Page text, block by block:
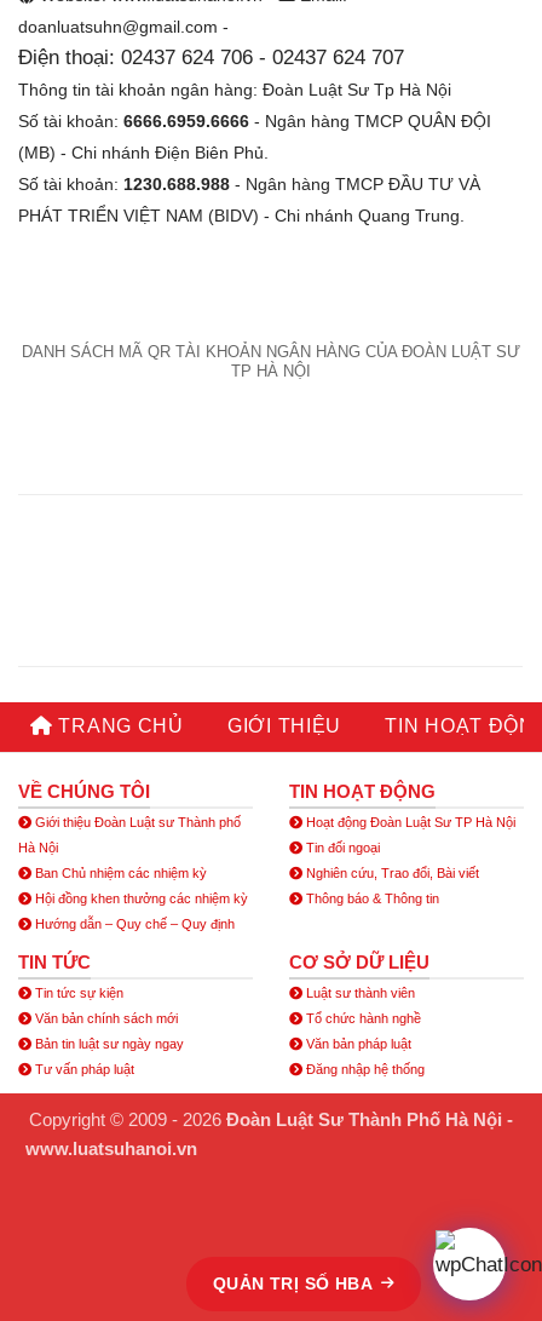
doanluatsuhn@gmail.com -
Điện thoại: 02437 624 706 - 02437 624 707
Thông tin tài khoản ngân hàng: Đoàn Luật Sư Tp Hà Nội
Số tài khoản: 6666.6959.6666 - Ngân hàng TMCP QUÂN ĐỘI
(MB) - Chi nhánh Điện Biên Phủ.
Số tài khoản: 1230.688.988 - Ngân hàng TMCP ĐẦU TƯ VÀ
PHÁT TRIỂN VIỆT NAM (BIDV) - Chi nhánh Quang Trung.
DANH SÁCH MÃ QR TÀI KHOẢN NGÂN HÀNG CỦA ĐOÀN LUẬT SƯ
TP HÀ NỘI
TRANG CHỦ GIỚI THIỆU TIN HOẠT
VỀ CHÚNG TÔI
Giới thiệu Đoàn Luật sư Thành phố
Hà Nội
Ban Chủ nhiệm các nhiệm kỳ
Hội đồng khen thưởng các nhiệm kỳ
Hướng dẫn – Quy chế – Quy định
TIN HOẠT ĐỘNG
Hoạt động Đoàn Luật Sư TP Hà Nội
Tin đối ngoại
Nghiên cứu, Trao đổi, Bài viết
Thông báo & Thông tin
TIN TỨC
Tin tức sự kiện
Văn bản chính sách mới
Bản tin luật sư ngày ngay
Tư vấn pháp luật
CƠ SỞ DỮ LIỆU
Luật sư thành viên
Tổ chức hành nghề
Văn bản pháp luật
Đăng nhập hệ thống
Copyright © 2009 - 2026 Đoàn Luật Sư Thành Phố Hà Nội -
www.luatsuhanoi.vn
QUẢN TRỊ SỐ HBA